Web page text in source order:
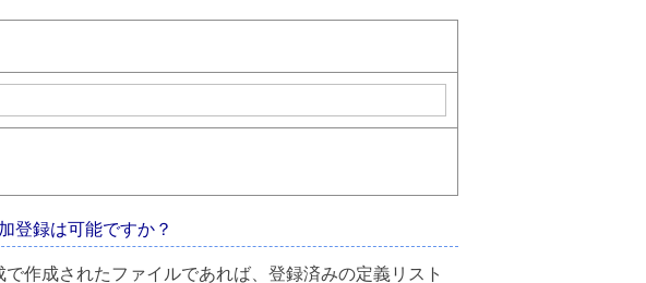
登録は可能ですか？
作成されたファイルであれば、登録済みの定義リスト